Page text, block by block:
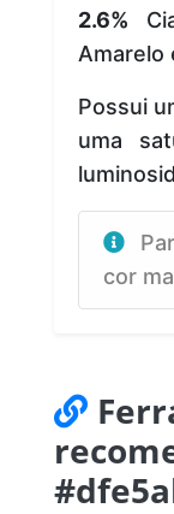
2.6%
Amarelo
Possui
uma
cor